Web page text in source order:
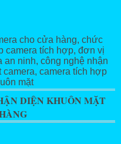
DIỆN KHUÔN MẶT